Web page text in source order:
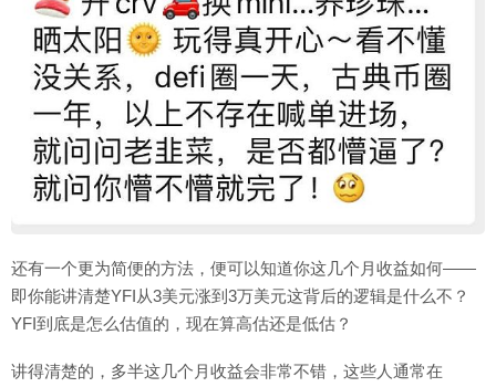
还有一个更为简便的方法，便可以知道你这几个月收益如何——
即你能讲清楚YFI从3美元涨到3万美元这背后的逻辑是什么不？
YFI到底是怎么估值的，现在算高估还是低估？
讲得清楚的，多半这几个月收益会非常不错，这些人通常在